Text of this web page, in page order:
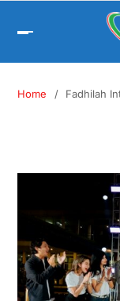
Home Fadhilah